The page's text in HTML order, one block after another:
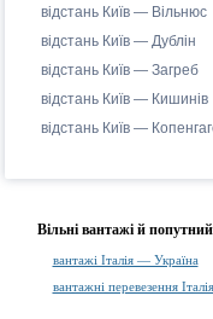
відстань Київ — Вільнюс
відстань Київ — Дублін
відстань Київ — Загреб
відстань Київ — Кишинів
відстань Київ —
Вільні вантажі й
вантажі Італія — Україна
вантажні перевезення